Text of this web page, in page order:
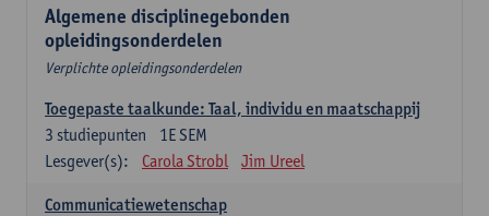
Algemene disciplinegebonden
opleidingsonderdelen
Verplichte opleidingsonderdelen
Toegepaste taalkunde: Taal, individu en maatschappij
1E SEM
3 studiepunten
Lesgever(s):
Carola Strobl Jim Ureel
Communicatiewetenschap